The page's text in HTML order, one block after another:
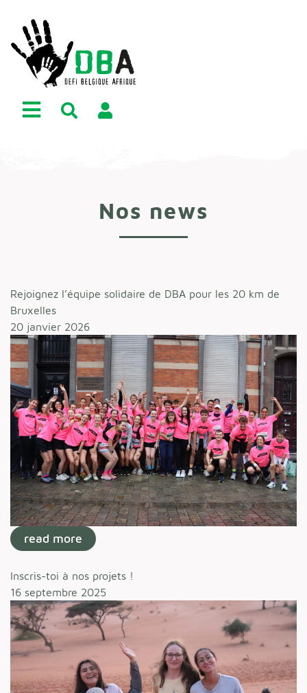
Nos news
Rejoignez l’équipe solidaire de DBA pour les 20 km de
Bruxelles
20 janvier 2026
read more
Inscris-toi à nos projets !
16 septembre 2025